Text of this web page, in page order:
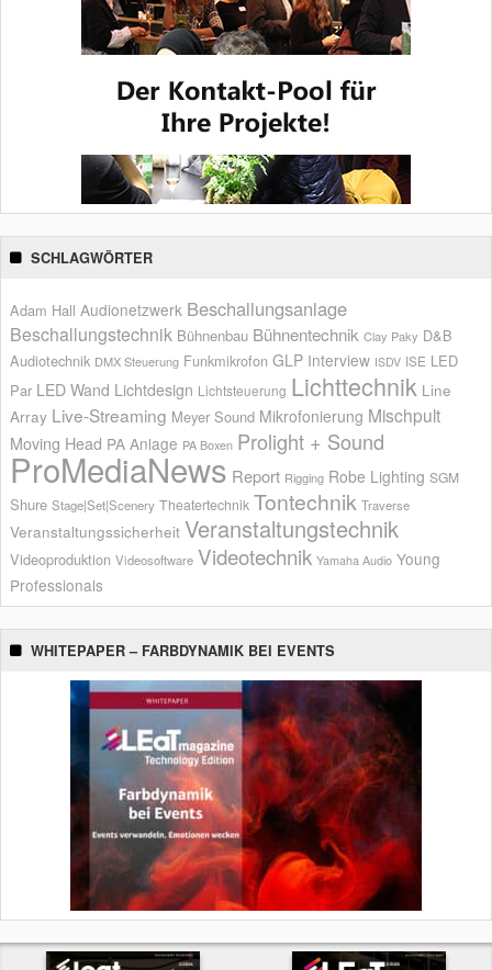
SCHLAGWÖRTER
Adam Hall Audionetzwerk Beschallungsanlage
Beschallungstechnik Bühnenbau Bühnentechnik Clay Paky D&B
Audiotechnik DMX Steuerung Funkmikrofon GLP Interview ISDV ISE LED
Par LED Wand Lichtdesign Lichtsteuerung Lichttechnik Line
Array Live-Streaming Meyer Sound Mikrofonierung Mischpult
Moving Head PA Anlage PA Boxen Prolight + Sound
ProMediaNews Report Rigging Robe Lighting SGM
Shure Stage|Set|Scenery Theatertechnik Tontechnik Traverse
Veranstaltungssicherheit Veranstaltungstechnik
Videoproduktion Videosoftware Videotechnik Yamaha Audio Young
Professionals
WHITEPAPER – FARBDYNAMIK BEI EVENTS